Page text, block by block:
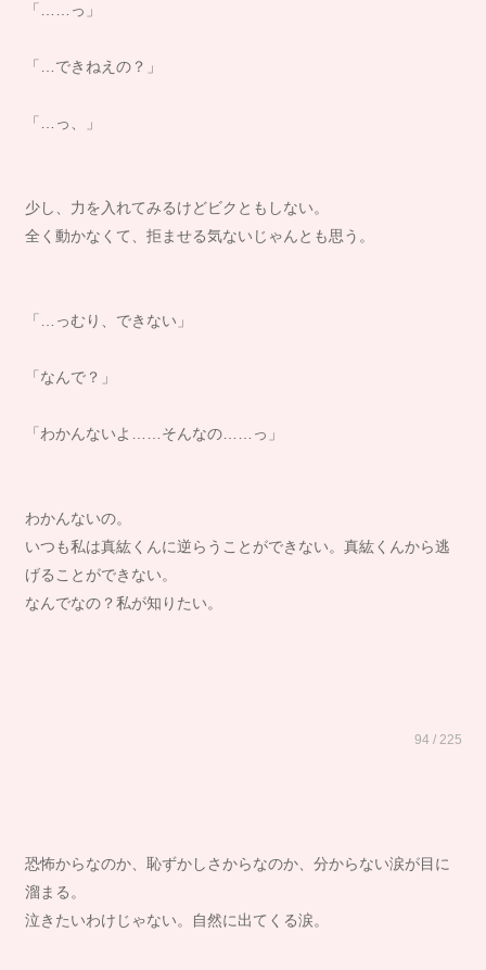
「……っ」
「…できねえの？」
「…っ、」
少し、力を入れてみるけどビクともしない。
全く動かなくて、拒ませる気ないじゃんとも思う。
「…っむり、できない」
「なんで？」
「わかんないよ……そんなの……っ」
わかんないの。
いつも私は真紘くんに逆らうことができない。真紘くんから逃
げることができない。
なんでなの？私が知りたい。
94 / 225
恐怖からなのか、恥ずかしさからなのか、分からない涙が目に
溜まる。
泣きたいわけじゃない。自然に出てくる涙。